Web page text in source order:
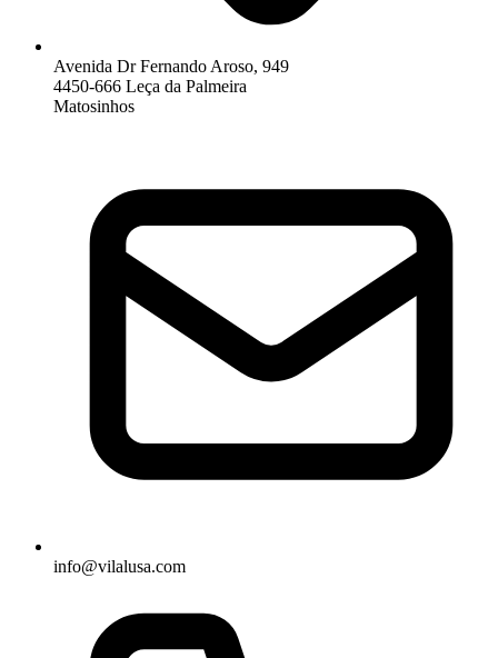
Avenida Dr Fernando Aroso, 949
4450-666 Leça da Palmeira
Matosinhos
info@vilalusa.com